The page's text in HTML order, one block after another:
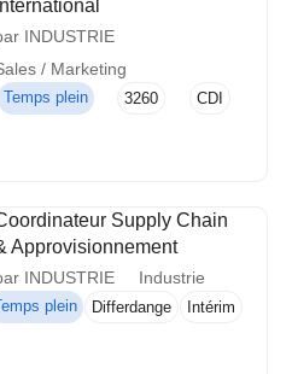
INDUSTRIE
/ Marketing
Temps plein 3260 CDI
Supply Chain
Approvisionnement
INDUSTRIE Industrie
plein Differdange Intérim